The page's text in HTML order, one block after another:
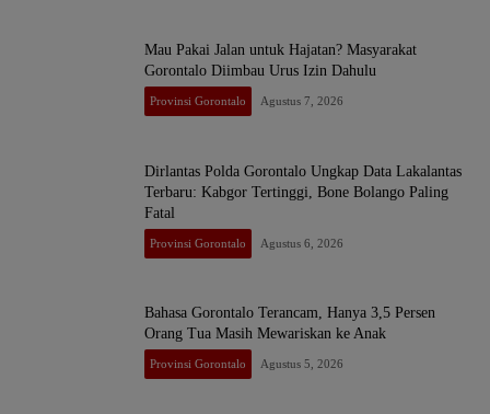
Mau Pakai Jalan untuk Hajatan? Masyarakat
Gorontalo Diimbau Urus Izin Dahulu
Provinsi Gorontalo Agustus 7, 2026
Dirlantas Polda Gorontalo Ungkap Data Lakalantas
Terbaru: Kabgor Tertinggi, Bone Bolango Paling
Fatal
Provinsi Gorontalo Agustus 6, 2026
Bahasa Gorontalo Terancam, Hanya 3,5 Persen
Orang Tua Masih Mewariskan ke Anak
Provinsi Gorontalo Agustus 5, 2026